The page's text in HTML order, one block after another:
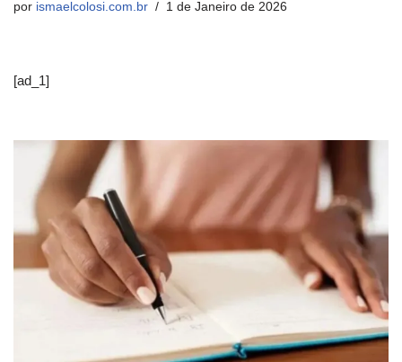
por ismaelcolosi.com.br 1 de Janeiro de 2026
[ad_1]